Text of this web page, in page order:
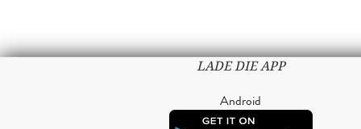
LADE DIE APP
Android